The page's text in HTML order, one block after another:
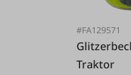
#FA129571
Traktor